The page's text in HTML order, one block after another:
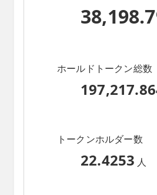
ホールドトークン総数
トークンホルダー数
22.4253 人